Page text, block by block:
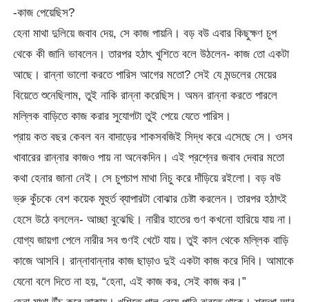
-কাজ পেয়েছিস?
হেনা মাথা দুলিয়ে জবাব দেয়, সে কাজ পায়নি। বড় বউ এবার কিছুক্ষণ চুপ
থেকে কী জানি ভাবলেন। তারপর হঠাৎ খুশিতে বলে উঠলেন- কাজ তো একটা
আছে। রান্না ভালো করতে পারিস আগের মতো? সেই যে মন্ডলের মেয়ের
বিয়েতে শুনেছিলাম, তুই নাকি রান্না করেছিস। অমন রান্না করতে পারলে
মল্লিক বাড়িতে কাজ করার সুযোগটা তুই পেয়ে যেতে পারিস।
প্রায় কত বছর কেবল বন বাদাড়ের শাকসবজিই সিদ্ধ করে এসেছে সে। ওসব
খাবারের রান্নার কাজও পায় না অনেকদিন। এই প্রশ্নের জবাব দেবার মতো
কথা হেনার জানা নেই। সে চুপচাপ মাথা নিচু করে দাঁড়িয়ে রইলো। বড় বউ
ভ্রু কুঁচকে বেশ কয়েক মুহুর্ত ব্যাপারটা বোঝার চেষ্টা করলেন। তারপর হঠাৎই
হেসে উঠে বললেন- আচ্ছা বুঝেছি। নারীর হাতের গুণ কখনো হারিয়ে যায় না।
যোগ্য জায়গা পেলে নারীর সব গুণই খেটে যায়। তুই কাল থেকে মল্লিক বাড়ি
কাজে আসবি। রান্নাবান্নার কাজ ছাড়াও দুই একটা কাজ করে দিবি। আমাকে
যেনো বলে দিতে না হয়, “হেনা, এই কাজ কর, সেই কাজ কর।”